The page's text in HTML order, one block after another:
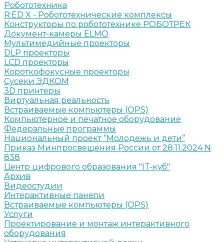
Робототехника
R:ED X - Робототехнические комплексы
Конструкторы по робототехнике РОБОТРЕК
Документ-камеры ELMO
Мультимедийные проекторы
DLP проекторы
LCD проекторы
Короткофокусные проекторы
Сусеки ЭДКОМ
3D принтеры
Виртуальная реальность
Встраиваемые компьютеры (OPS)
Компьютерное и печатное оборудование
Федеральные программы
Национальный проект “Молодежь и дети”
Приказ Минпросвещения России от 28.11.2024 N
838
Центр цифрового образования "IT-куб"
Архив
Видеостудии
Интерактивные панели
Встраиваемые компьютеры (OPS)
Услуги
Проектирование и монтаж интерактивного
оборудования